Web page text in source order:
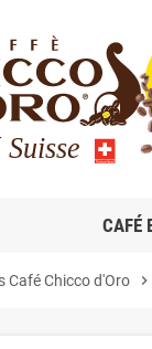
CAFÉ
Café Chicco d'Oro chevron_right